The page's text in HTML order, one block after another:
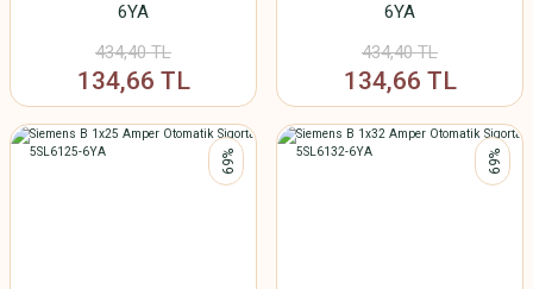
6YA
434,40 TL
134,66 TL
6YA
434,40 TL
134,66 TL
%69 %69